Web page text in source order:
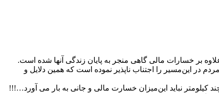
بر خسارات مالی گاهی منجر به پایان زندگی آنها شده است.
در این‌مسیر را اجتناب ناپذیر نموده است که همین دلایل و
کیلومتر نباید این‌میزان خسارت مالی و جانی به بار می آورد…!!!